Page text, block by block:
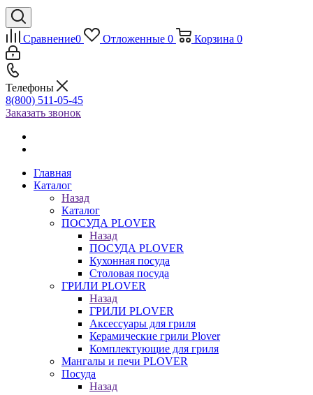
Сравнение0 Отложенные 0 Корзина 0
Телефоны
8(800) 511-05-45
Заказать звонок
Главная
Каталог
Назад
Каталог
ПОСУДА PLOVER
Назад
ПОСУДА PLOVER
Кухонная посуда
Столовая посуда
ГРИЛИ PLOVER
Назад
ГРИЛИ PLOVER
Аксессуары для гриля
Керамические грили Plover
Комплектующие для гриля
Мангалы и печи PLOVER
Посуда
Назад